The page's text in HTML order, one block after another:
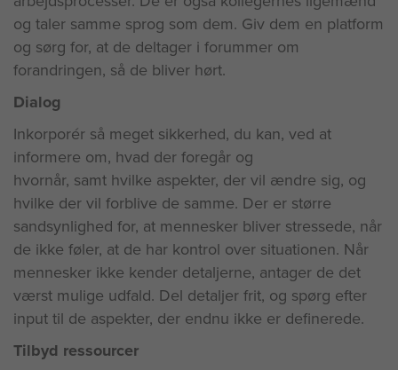
og taler samme sprog som dem. Giv dem en platform
og sørg for, at de deltager i forummer om
forandringen, så de bliver hørt.
Dialog
Inkorporér så meget sikkerhed, du kan, ved at
informere om, hvad der foregår og
hvornår, samt hvilke aspekter, der vil ændre sig, og
hvilke der vil forblive de samme. Der er større
sandsynlighed for, at mennesker bliver stressede, når
de ikke føler, at de har kontrol over situationen. Når
mennesker ikke kender detaljerne, antager de det
værst mulige udfald. Del detaljer frit, og spørg efter
input til de aspekter, der endnu ikke er definerede.
Tilbyd ressourcer